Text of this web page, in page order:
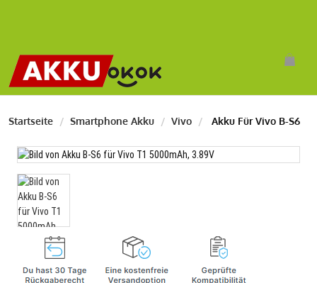
Startseite Smartphone Akku Vivo Akku Für Vivo B-S6